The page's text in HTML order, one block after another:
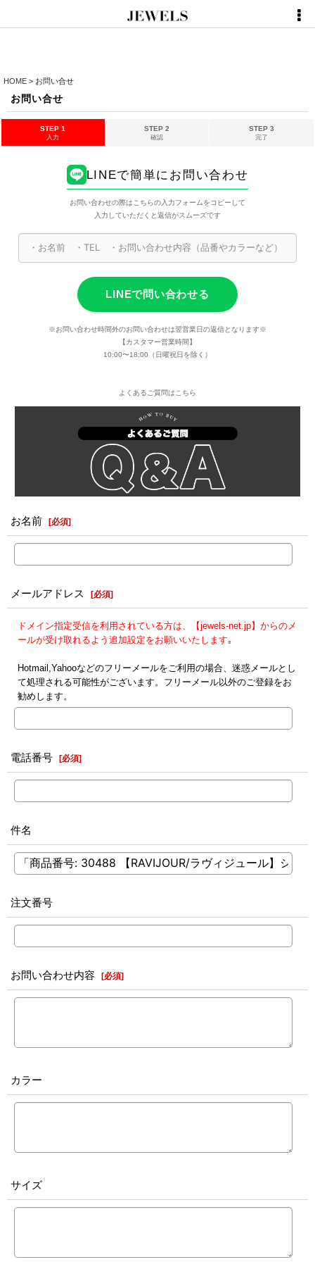
HOME > お問い合せ
お問い合せ
STEP 1
入力
STEP 2
確認
STEP 3
完了
LINEで簡単にお問い合わせ
お問い合わせの際はこちらの入力フォームをコピーして
入力していただくと返信がスムーズです
LINEで問い合わせる
※お問い合わせ時間外のお問い合わせは翌営業日の返信となります※
【カスタマー営業時間】
10:00〜18:00（日曜祝日を除く）
よくあるご質問はこちら
お名前 [必須]
メールアドレス [必須]
ドメイン指定受信を利用されている方は、【jewels-net.jp】からのメ
ールが受け取れるよう追加設定をお願いいたします｡
Hotmail,Yahooなどのフリーメールをご利用の場合、迷惑メールとし
て処理される可能性がございます。フリーメール以外のご登録をお
勧めします。
電話番号 [必須]
件名
注文番号
お問い合わせ内容 [必須]
カラー
サイズ